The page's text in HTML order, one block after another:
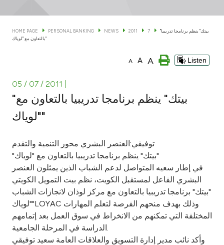
Cards
Banking Tiers
Investment
Tools & Services
After Sales Services
Contact us
HOME PAGE PERSONAL BANKING NEWS 2011 7
"بيتك" ينظم برنامجا تدريبيا
بالتعاون مع "لوياك"
A A A Listen
05 / 07 / 2011
"بيتك" ينظم برنامجا تدريبيا بالتعاون مع
"لوياك"
توفيقي:العنصر البشري محور التنمية والتقدم
"بيتك" ينظم برنامجا تدريبيا بالتعاون مع "لوياك"
في إطار سعيه المتواصل لدعم الشباب الذين يمثلون العنصر
البشري الفاعل لمستقبل الكويت، نظم بيت التمويل الكويتي
"بيتك" برنامجا تدريبيا بالتعاون مع مركز لوذان لانجازات الشباب
"لوياك"LOYAC وذلك بهدف منحهم الفرصة لتعلم المهارات
المختلفة التي تمكنهم من الانخراط في سوق العمل بعد إتمامهم
الدراسة في المرحلة الجامعية.
وأكد نائب مدير إدارة التسويق والعلاقات العامة سعيد توفيقي